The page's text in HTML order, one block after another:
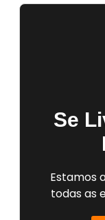
Se
Estamos
todas as